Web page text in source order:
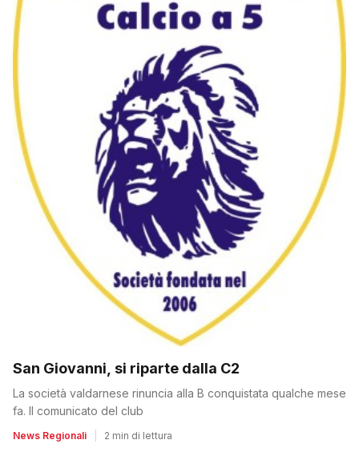
San Giovanni, si riparte dalla C2
La società valdarnese rinuncia alla B conquistata qualche mese
fa. Il comunicato del club
News Regionali 2 min di lettura